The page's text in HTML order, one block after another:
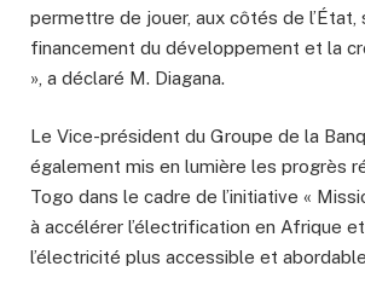
permettre de jouer, aux côtés de l’État,
financement du développement et la
», a déclaré M. Diagana.
Le Vice-président du Groupe de la
également mis en lumière les progrès
Togo dans le cadre de l’initiative «
à accélérer l’électrification en Afrique
l’électricité plus accessible et